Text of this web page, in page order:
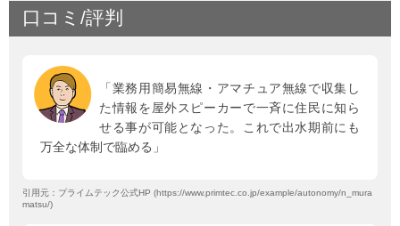
口コミ/評判
「業務用簡易無線・アマチュア無線で収集し
た情報を屋外スピーカーで一斉に住民に知ら
せる事が可能となった。これで出水期前にも
万全な体制で臨める」
引用元：プライムテック公式HP (https://www.primtec.co.jp/example/autonomy/n_mura
matsu/)